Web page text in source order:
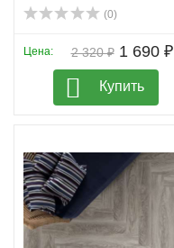
(0)
2 320 ₽
Цена: 1 690 ₽
Купить